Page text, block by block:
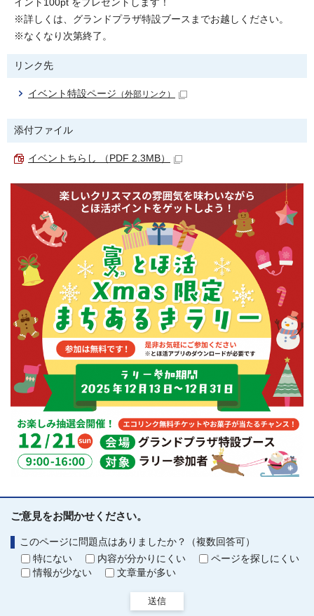
イント100pt をプレゼントします！
※詳しくは、グランドプラザ特設ブースまでお越しください。
※なくなり次第終了。
リンク先
イベント特設ページ （外部リンク）
添付ファイル
イベントちらし （PDF 2.3MB）
ご意見をお聞かせください。
このページに問題点はありましたか？（複数回答可）
特にない
内容が分かりにくい
ページを探しにくい
情報が少ない
文章量が多い
送信